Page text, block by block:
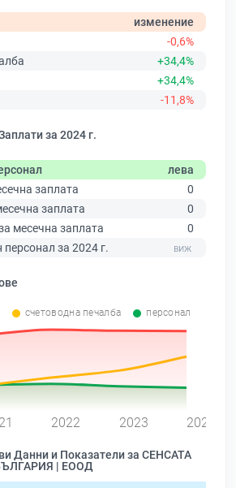
изменение
-0,6%
+34,4%
+34,4%
-11,8%
за 2024 г.
лева
заплата
0
заплата
0
месечна заплата
0
за 2024 г.
счетоводна печалба персонал
2022 2023 2024
Данни и Показатели за СЕНСАТА
| ЕООД